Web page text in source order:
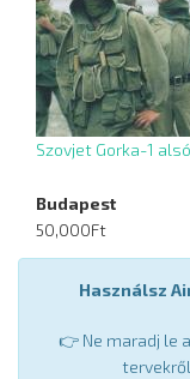
Szovjet Gorka-1
Budapest
50,000Ft
Használsz
👉 Ne maradj le a